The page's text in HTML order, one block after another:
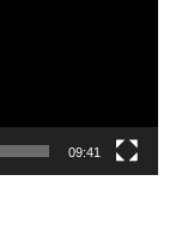
09:41